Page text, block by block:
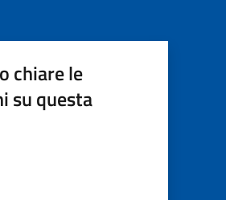
chiare le
su questa